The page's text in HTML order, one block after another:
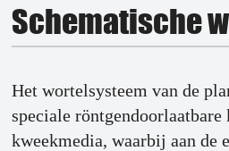
Schematische
Het wortelsysteem van de
speciale röntgendoorlaatbare
kweekmedia, waarbij aan de